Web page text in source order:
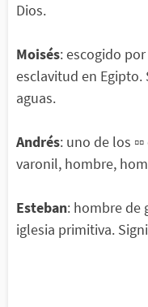
Dios.
Moisés: escogido
esclavitud en Egipto.
aguas.
Andrés: uno de los
varonil, hombre,
Esteban: hombre de
iglesia primitiva.